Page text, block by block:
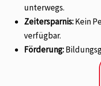
unterwegs.
Zeitersparnis:Kein
verfügbar.
Förderung: